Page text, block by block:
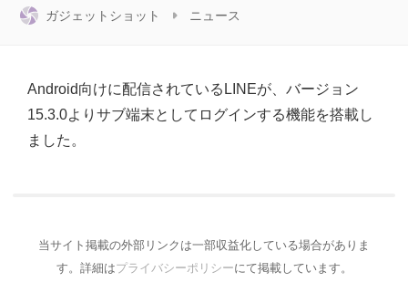
ガジェットショット ニュース
Android向けに配信されているLINEが、バージョン
15.3.0よりサブ端末としてログインする機能を搭載し
ました。
当サイト掲載の外部リンクは一部収益化している場合がありま
す。詳細はプライバシーポリシーにて掲載しています。